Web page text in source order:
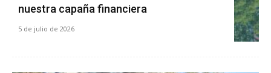
nuestra capaña financiera
5 de julio de 2026